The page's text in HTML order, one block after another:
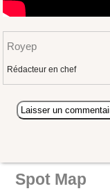
Royep
Rédacteur en chef
Spot Map